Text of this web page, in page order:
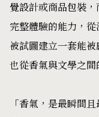
覺設計或商品包裝
完整體驗的能力，
被試圖建立一套能
也從香氣與文學之
「香氣，是最瞬間